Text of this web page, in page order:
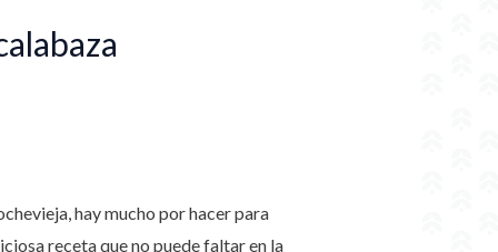
hay mucho por hacer para
receta que no puede faltar en la